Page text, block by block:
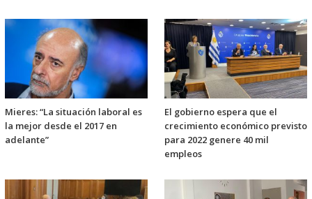
Mieres: “La situación laboral es
la mejor desde el 2017 en
adelante”
El gobierno espera que el
crecimiento económico previsto
para 2022 genere 40 mil
empleos